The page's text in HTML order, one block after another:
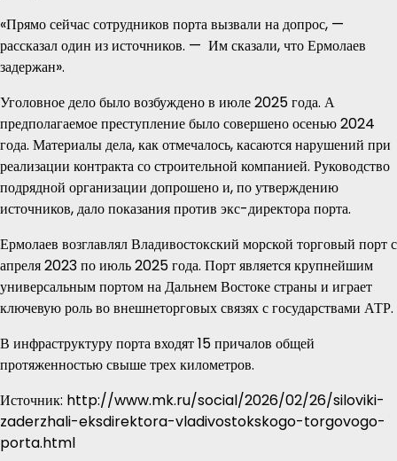
«Прямо сейчас сотрудников порта вызвали на допрос, —
рассказал один из источников. — Им сказали, что Ермолаев
задержан».
Уголовное дело было возбуждено в июле 2025 года. А
предполагаемое преступление было совершено осенью 2024
года. Материалы дела, как отмечалось, касаются нарушений при
реализации контракта со строительной компанией. Руководство
подрядной организации допрошено и, по утверждению
источников, дало показания против экс-директора порта.
Ермолаев возглавлял Владивостокский морской торговый порт с
апреля 2023 по июль 2025 года. Порт является крупнейшим
универсальным портом на Дальнем Востоке страны и играет
ключевую роль во внешнеторговых связях с государствами АТР.
В инфраструктуру порта входят 15 причалов общей
протяженностью свыше трех километров.
Источник: http://www.mk.ru/social/2026/02/26/siloviki-
zaderzhali-eksdirektora-vladivostokskogo-torgovogo-
porta.html